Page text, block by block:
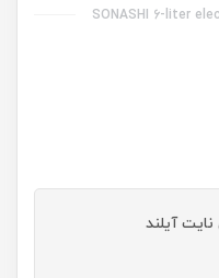
SONASHI 6-liter
آیلند